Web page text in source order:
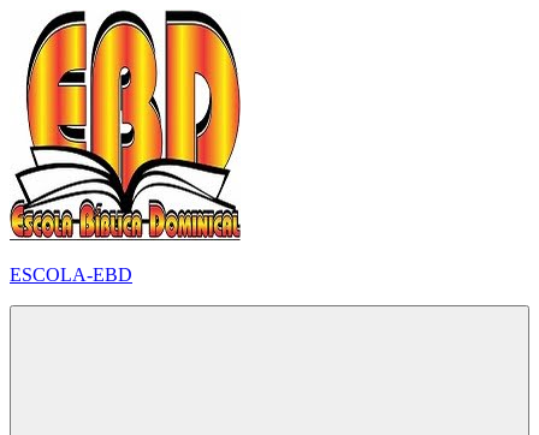
para
conteúdo
ESCOLA-EBD